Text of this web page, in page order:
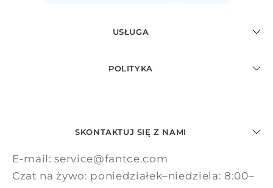
USŁUGA
POLITYKA
SKONTAKTUJ SIĘ Z NAMI
E-mail: service@fantce.com
Czat na żywo: poniedziałek–niedziela: 8:00–